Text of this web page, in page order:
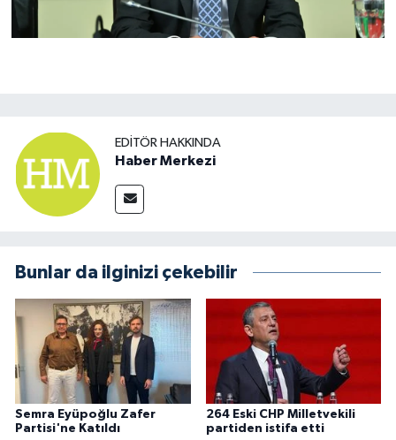
EDITÖR HAKKINDA
Haber Merkezi
Bunlar da ilginizi çekebilir
Semra Eyüpoğlu Zafer
Partisi'ne Katıldı
264 Eski CHP Milletvekili
partiden istifa etti